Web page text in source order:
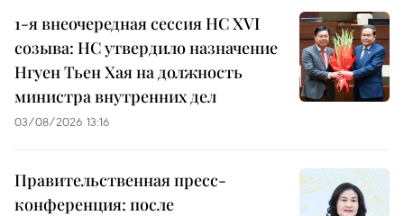
1-я внеочередная сессия НС XVI
созыва: НС утвердило назначение
Нгуен Тьен Хая на должность
министра внутренних дел
03/08/2026 13:16
Правительственная пресс-
конференция: после